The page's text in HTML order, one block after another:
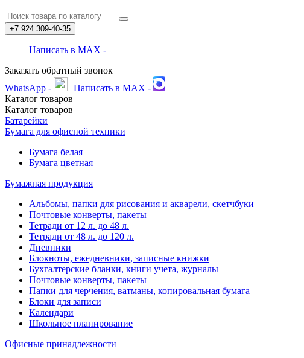
+7 924 309-40-35
Написать в MAX -
Заказать обратный звонок
WhatsApp -
Написать в MAX -
Каталог товаров
Каталог товаров
Батарейки
Бумага для офисной техники
Бумага белая
Бумага цветная
Бумажная продукция
Альбомы, папки для рисования и акварели, скетчбуки
Почтовые конверты, пакеты
Тетради от 12 л. до 48 л.
Тетради от 48 л. до 120 л.
Дневники
Блокноты, ежедневники, записные книжки
Бухгалтерские бланки, книги учета, журналы
Почтовые конверты, пакеты
Папки для черчения, ватманы, копировальная бумага
Блоки для записи
Календари
Школьное планирование
Офисные принадлежности